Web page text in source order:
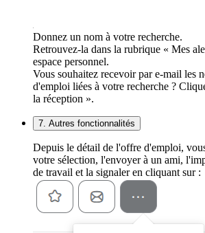
Donnez un nom à votre recherche.
Retrouvez-la dans la rubrique « Mes
espace personnel.
Vous souhaitez recevoir par e-mail les
d'emploi liées à votre recherche ?
la réception ».
7. Autres fonctionnalités
Depuis le détail de l'offre d'emploi,
votre sélection, l'envoyer à un ami,
de travail et la signaler en cliquant sur :